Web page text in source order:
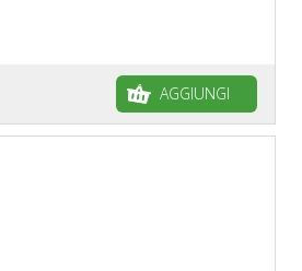
AGGIUNGI